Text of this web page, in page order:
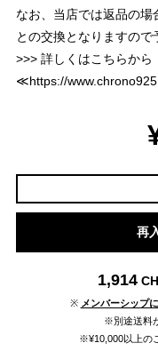
なお、当店では返品の
との交換となりますので
>>> 詳しくはこちらから
≪https://
再
1,914
※ メンバーシップ
※別途送料
※¥10,000以上の